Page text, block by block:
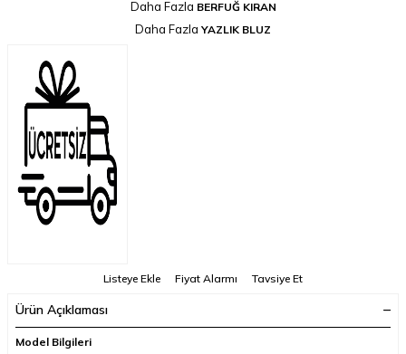
Daha Fazla BERFUĞ KIRAN
Daha Fazla YAZLIK BLUZ
Listeye Ekle Fiyat Alarmı Tavsiye Et
Ürün Açıklaması
Model Bilgileri